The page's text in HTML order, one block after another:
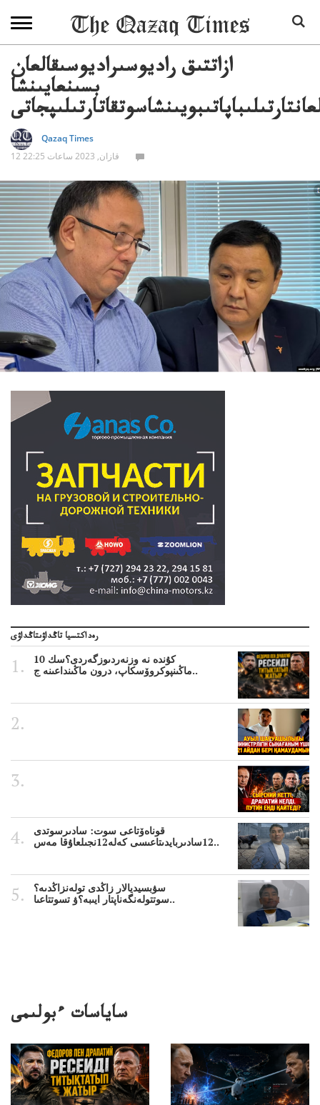
ازاتتىق راديوسىراديوسىقالعان
بسىنعايىنشا
Qazaq Times
12 قازان, 2023 ساعات 22:25
رەداكتسيا تاڭداۋىتاڭداۋى
10 كۇندە نە وزنەردىوزگەردى؟سك
ماڭىنپوكروۆسكاپ، درون ماڭىنداعىنە ج..
قوناەۆتاعى سوت: سادىرسوتدى
12سادىربايدىتاعىسى كەلە12نجىلعاۇقا مەس..
سۋبسيديالار زاڭدى تولەنزاڭدىە؟
سوتتولەنگەناپتار ايىبە؟ۋ تسوتتاعىا..
ساياسات ءبولىمى